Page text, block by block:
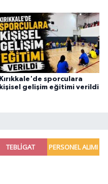
Kırıkkale'de sporculara
kişisel gelişim eğitimi verildi